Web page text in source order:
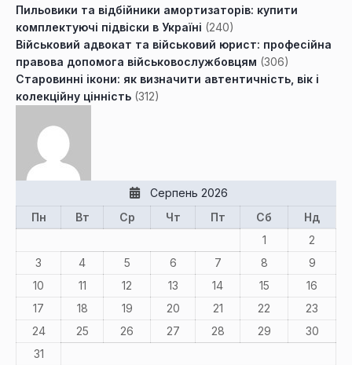
Пильовики та відбійники амортизаторів: купити
комплектуючі підвіски в Україні (240)
Військовий адвокат та військовий юрист: професійна
правова допомога військовослужбовцям (306)
Старовинні ікони: як визначити автентичність, вік і
колекційну цінність (312)
Серпень 2026
Пн
Вт Ср Чт Пт Сб
Нд
1
2
3
4 5 6 7 8
9
10
11 12 13 14 15
16
17
18 19 20 21 22
23
24
25 26 27 28 29
30
31